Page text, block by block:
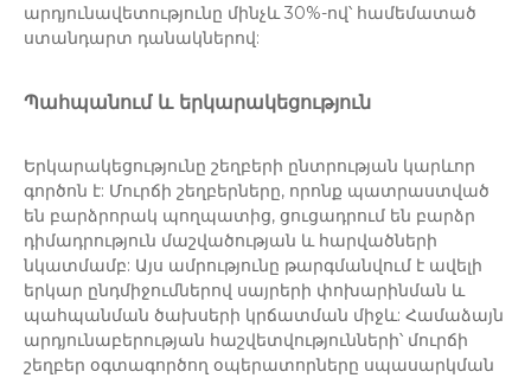
արդյունավետությունը մինչև 30%-ով՝ համեմատած
ստանդարտ դանակներով:
Պահպանում և երկարակեցություն
Երկարակեցությունը շեղբերի ընտրության կարևոր
գործոն է: Մուրճի շեղբերները, որոնք պատրաստված
են բարձրորակ պողպատից, ցուցադրում են բարձր
դիմադրություն մաշվածության և հարվածների
նկատմամբ: Այս ամրությունը թարգմանվում է ավելի
երկար ընդմիջումներով սայրերի փոխարինման և
պահպանման ծախսերի կրճատման միջև: Համաձայն
արդյունաբերության հաշվետվությունների՝ մուրճի
շեղբեր օգտագործող օպերատորները սպասարկման